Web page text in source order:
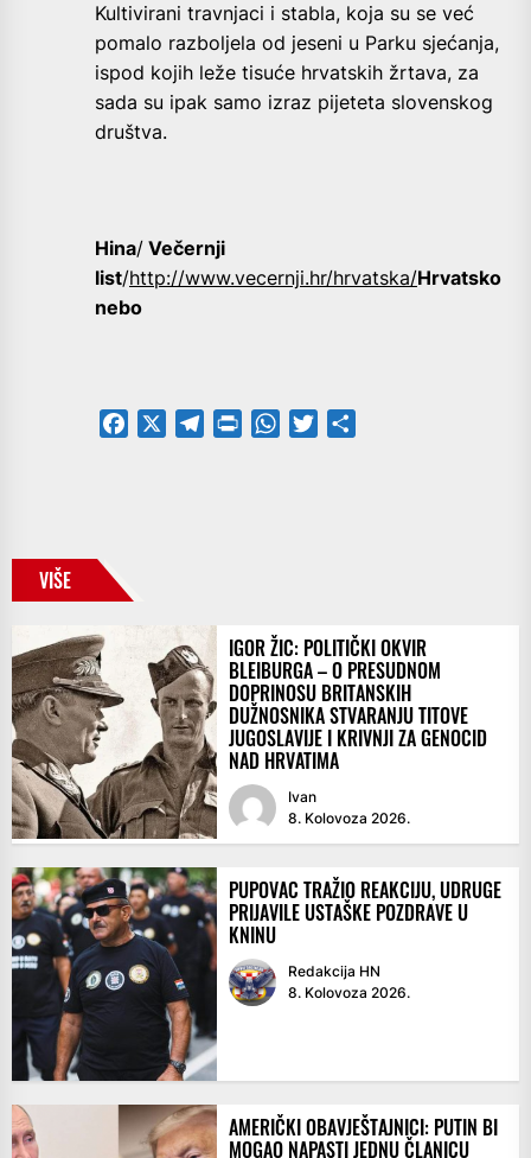
Kultivirani travnjaci i stabla, koja su se već
pomalo razboljela od jeseni u Parku sjećanja,
ispod kojih leže tisuće hrvatskih žrtava, za
sada su ipak samo izraz pijeteta slovenskog
društva.
Hina/ Večernji
list/http://www.vecernji.hr/hrvatska/Hrvatsko
nebo
Facebook TelegramPrintFriendly
WhatsApp
Twitter
VIŠE
IGOR ŽIC: POLITIČKI OKVIR
BLEIBURGA – O PRESUDNOM
DOPRINOSU BRITANSKIH
DUŽNOSNIKA STVARANJU TITOVE
JUGOSLAVIJE I KRIVNJI ZA GENOCID
NAD HRVATIMA
Ivan
8. Kolovoza 2026.
PUPOVAC TRAŽIO REAKCIJU, UDRUGE
PRIJAVILE USTAŠKE POZDRAVE U
KNINU
Redakcija HN
8. Kolovoza 2026.
AMERIČKI OBAVJEŠTAJNICI: PUTIN BI
MOGAO NAPASTI JEDNU ČLANICU